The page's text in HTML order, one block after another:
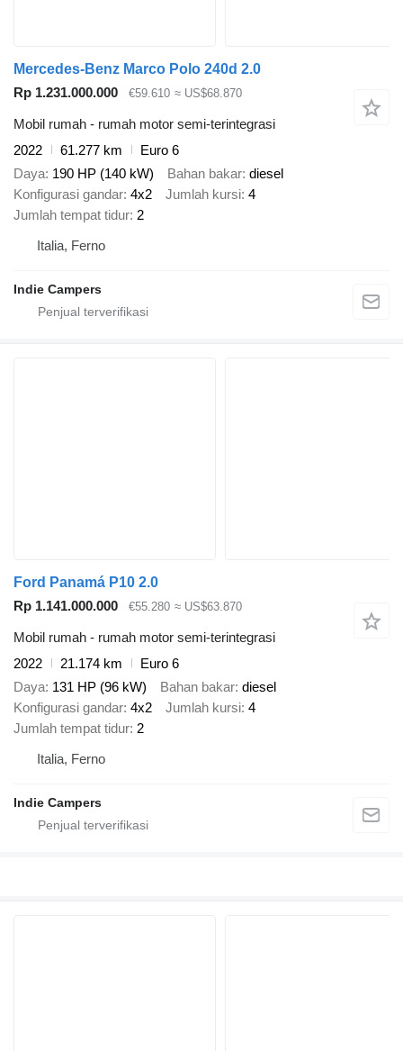
Mercedes-Benz Marco Polo 240d 2.0
Rp 1.231.000.000
€59.610 ≈ US$68.870
Mobil rumah - rumah motor semi-terintegrasi
2022
61.277 km
Euro 6
Daya 190 HP (140 kW) Bahan bakar diesel
Konfigurasi gandar 4x2 Jumlah kursi 4
Jumlah tempat tidur 2
Italia, Ferno
Indie Campers
Ford Panamá P10 2.0
Rp 1.141.000.000
€55.280 ≈ US$63.870
Mobil rumah - rumah motor semi-terintegrasi
2022
21.174 km
Euro 6
Daya 131 HP (96 kW) Bahan bakar diesel
Konfigurasi gandar 4x2 Jumlah kursi 4
Jumlah tempat tidur 2
Italia, Ferno
Indie Campers